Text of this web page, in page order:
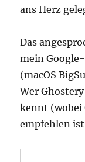
ans Herz
Das
mein
(macOS
Wer
kennt
empfehlen